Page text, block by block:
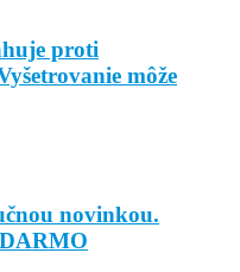
proti
môže
novinkou.